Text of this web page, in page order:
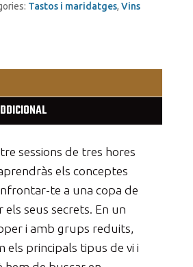
Tastos i maridatges, Vins
sessions de tres hores
els conceptes
te a una copa de
els seus secrets. En un
i amb grups reduits,
els principals tipus de vi i